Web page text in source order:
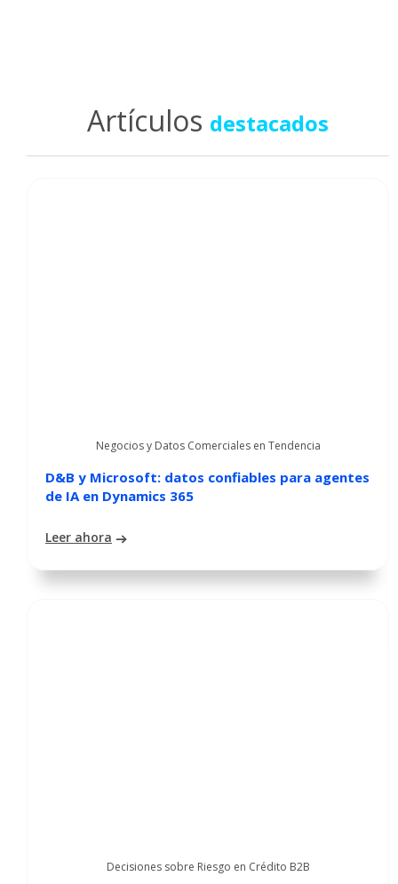
Artículos destacados
Negocios y Datos Comerciales en Tendencia
D&B y Microsoft: datos confiables para agentes
de IA en Dynamics 365
Leer ahora
Decisiones sobre Riesgo en Crédito B2B